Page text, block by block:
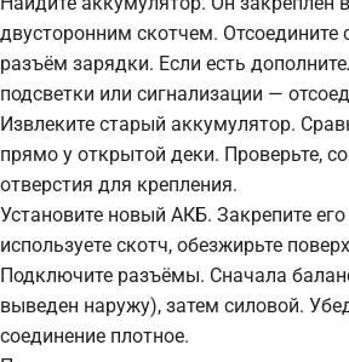
двусторонним скотчем. Отсоедините
разъём зарядки. Если есть
подсветки или сигнализации —
Извлеките старый аккумулятор.
прямо у открытой деки. Проверьте,
отверстия для крепления.
Установите новый АКБ. Закрепите
используете скотч, обезжирьте
Подключите разъёмы. Сначала
выведен наружу), затем силовой.
соединение плотное.